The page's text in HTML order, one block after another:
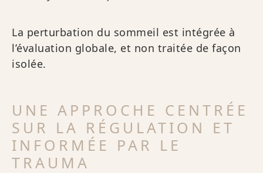
La perturbation du sommeil est intégrée à
l’évaluation globale, et non traitée de façon
isolée.
UNE APPROCHE CENTRÉE
SUR LA RÉGULATION ET
INFORMÉE PAR LE
TRAUMA